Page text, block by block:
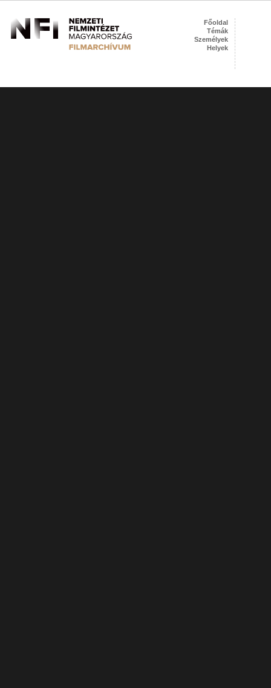
Főoldal
Témák
Személyek
Helyek